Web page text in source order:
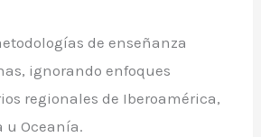
de enseñanza
ignorando enfoques
regionales de Iberoamérica,
u Oceanía.